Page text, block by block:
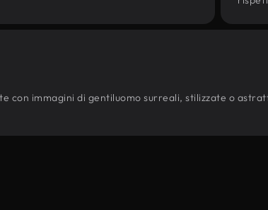
con immagini di gentiluomo surreali, stilizzate o